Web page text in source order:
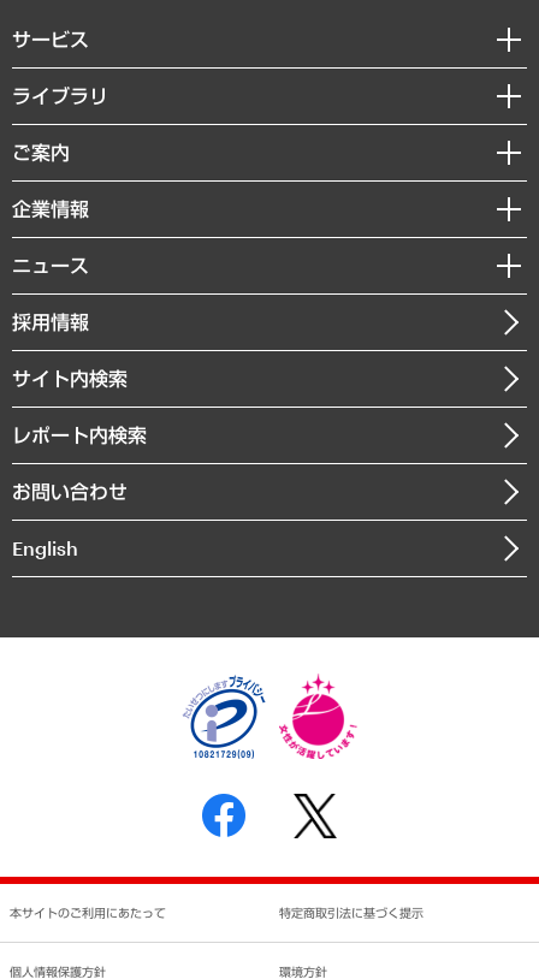
サービス
経営戦略
組織・人事戦略
デジタルイノベーション
共生・ダイバーシティ
GRC（ガバナンス・リスク・コンプライアンス）・防災（政策）
経済・産業・雇用・労働
まちづくり・観光・交通・スポーツ・スマートシティ
自然資源・農林水産業・食料システム
ライブラリ
経済調査
レポート
コラム
経営用語集
受託・受注実績（官公庁関連）
メディア掲載・出演
ご案内
セミナー・イベント情報
MUFGビジネスセミナー
受託案件情報
企業情報
私たちの想い
社長メッセージ
会社概要
沿革
組織図・本部部室紹介
インドネシア現地法人
個人情報保護方針
反社会的勢力に対する基本方針
書面による個人情報の開示等の請求の手続きについて
ニュース
ニュースリリース
お知らせ
採用情報
サイト内検索
レポート内検索
お問い合わせ
English
本サイトのご利用にあたって 特定商取引法に基づく提示
個人情報保護方針 環境方針